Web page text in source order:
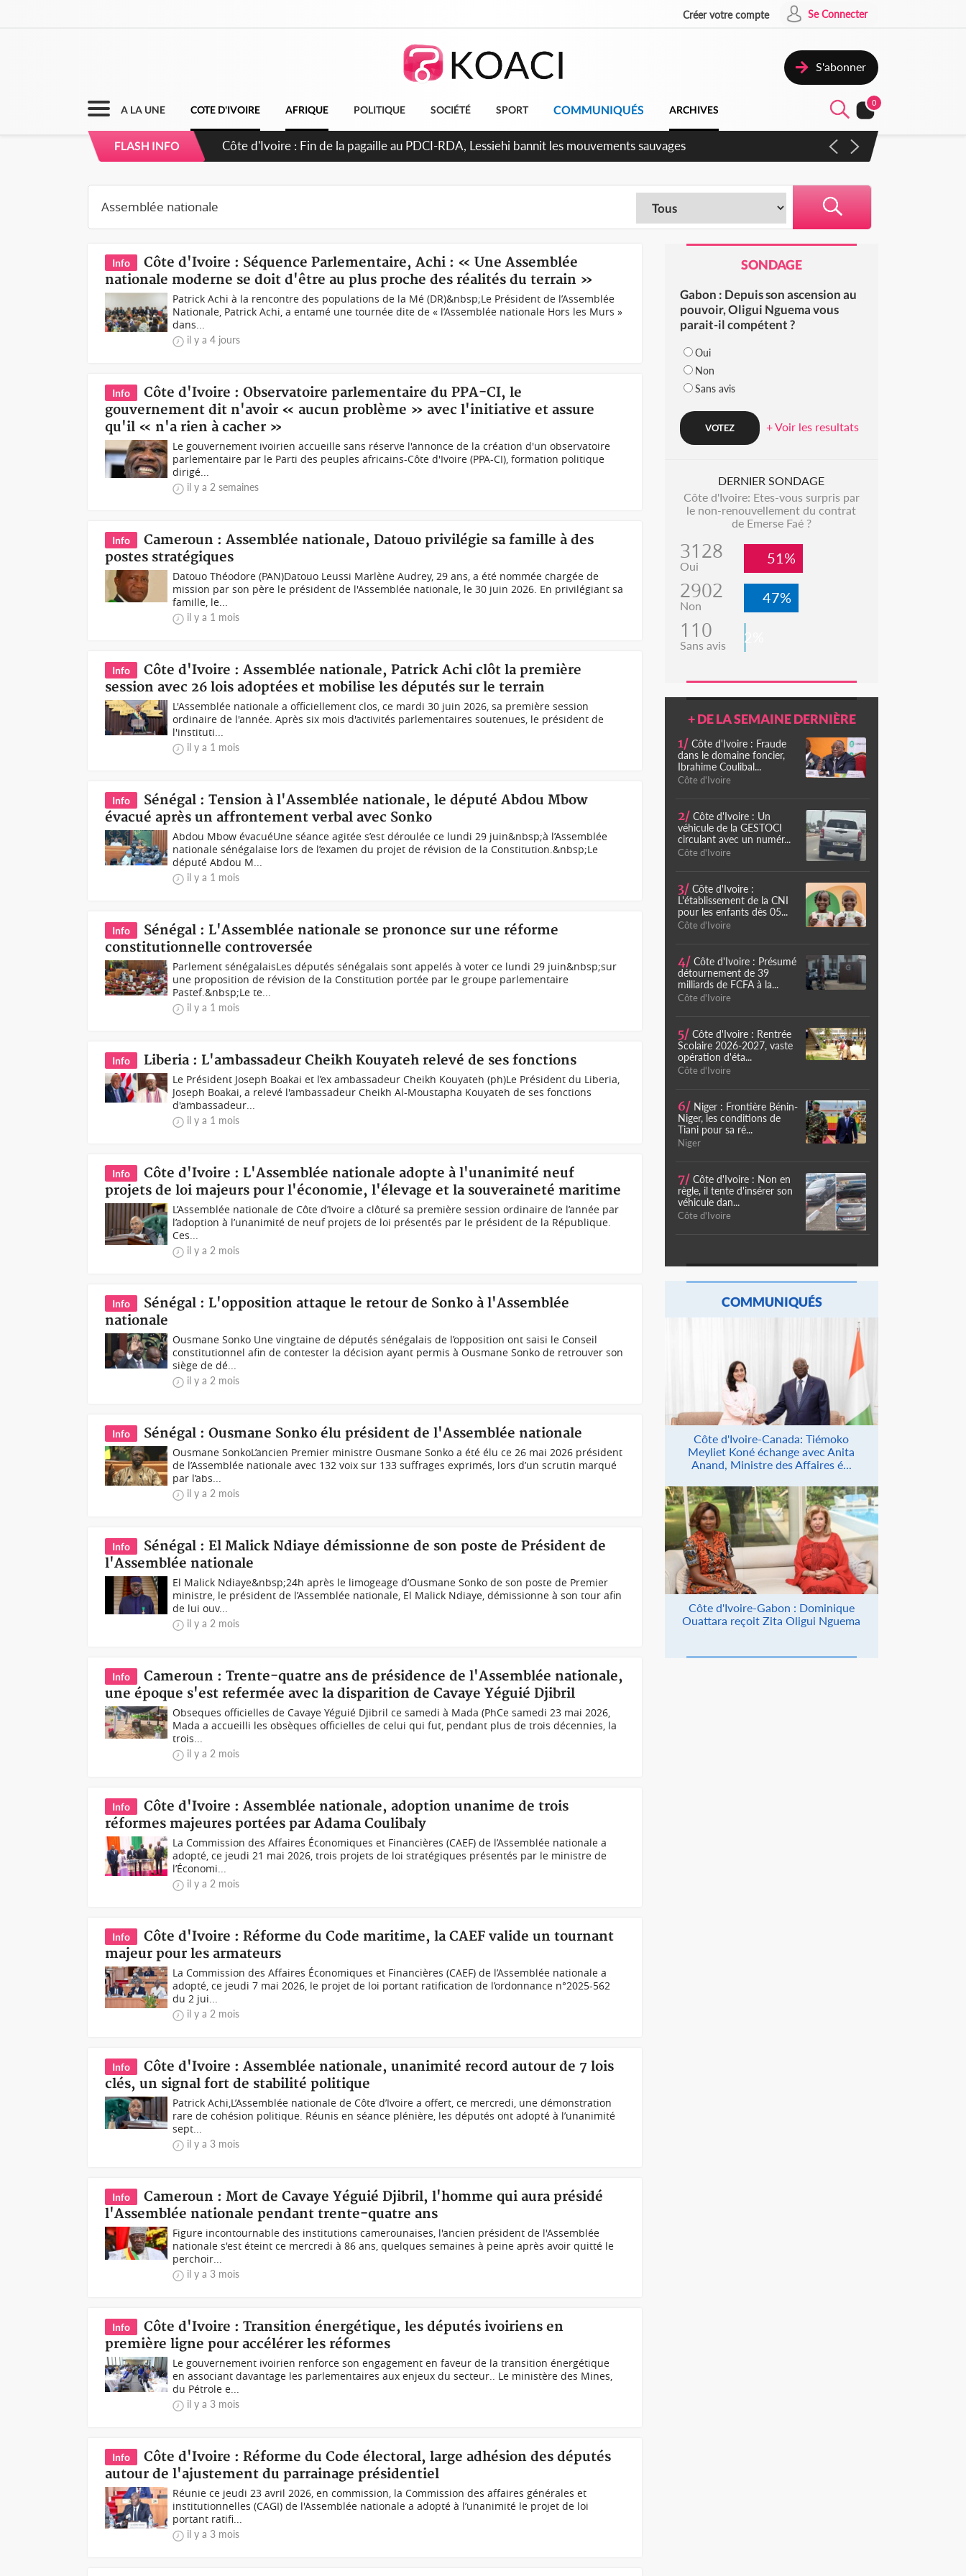
Créer votre compte Se Connecter
S'abonner
A LA UNE COTE D'IVOIRE AFRIQUE POLITIQUE SOCIÉTÉ SPORT COMMUNIQUÉS ARCHIVES
0
FLASH INFO Côte d'Ivoire : Ouattara promet des sanctions contre les déguerpissements illégaux
Info
Côte d'Ivoire : Séquence Parlementaire, Achi : « Une Assemblée
nationale moderne se doit d'être au plus proche des réalités du terrain »
Patrick Achi à la rencontre des populations de la Mé (DR)&nbsp;Le Président de l’Assemblée
Nationale, Patrick Achi, a entamé une tournée dite de « l’Assemblée nationale Hors les Murs »
dans...
il y a 4 jours
Info
Côte d'Ivoire : Observatoire parlementaire du PPA-CI, le
gouvernement dit n'avoir « aucun problème » avec l'initiative et assure
qu'il « n'a rien à cacher »
Le gouvernement ivoirien accueille sans réserve l'annonce de la création d'un observatoire
parlementaire par le Parti des peuples africains-Côte d'Ivoire (PPA-CI), formation politique
dirigé...
il y a 2 semaines
Info
Cameroun : Assemblée nationale, Datouo privilégie sa famille à des
postes stratégiques
Datouo Théodore (PAN)Datouo Leussi Marlène Audrey, 29 ans, a été nommée chargée de
mission par son père le président de l'Assemblée nationale, le 30 juin 2026. En privilégiant sa
famille, le...
il y a 1 mois
Info
Côte d'Ivoire : Assemblée nationale, Patrick Achi clôt la première
session avec 26 lois adoptées et mobilise les députés sur le terrain
L'Assemblée nationale a officiellement clos, ce mardi 30 juin 2026, sa première session
ordinaire de l'année. Après six mois d'activités parlementaires soutenues, le président de
l'instituti...
il y a 1 mois
Info
Sénégal : Tension à l'Assemblée nationale, le député Abdou Mbow
évacué après un affrontement verbal avec Sonko
Abdou Mbow évacuéUne séance agitée s’est déroulée ce lundi 29 juin&nbsp;à l’Assemblée
nationale sénégalaise lors de l’examen du projet de révision de la Constitution.&nbsp;Le
député Abdou M...
il y a 1 mois
Info
Sénégal : L'Assemblée nationale se prononce sur une réforme
constitutionnelle controversée
Parlement sénégalaisLes députés sénégalais sont appelés à voter ce lundi 29 juin&nbsp;sur
une proposition de révision de la Constitution portée par le groupe parlementaire
Pastef.&nbsp;Le te...
il y a 1 mois
Info Liberia : L'ambassadeur Cheikh Kouyateh relevé de ses fonctions
Le Président Joseph Boakai et l’ex ambassadeur Cheikh Kouyateh (ph)Le Président du Liberia,
Joseph Boakai, a relevé l'ambassadeur Cheikh Al-Moustapha Kouyateh de ses fonctions
d'ambassadeur...
il y a 1 mois
Info
Côte d'Ivoire : L'Assemblée nationale adopte à l'unanimité neuf
projets de loi majeurs pour l'économie, l'élevage et la souveraineté maritime
L’Assemblée nationale de Côte d’Ivoire a clôturé sa première session ordinaire de l’année par
l’adoption à l’unanimité de neuf projets de loi présentés par le président de la République.
Ces...
il y a 2 mois
Info
Sénégal : L'opposition attaque le retour de Sonko à l'Assemblée
nationale
Ousmane Sonko Une vingtaine de députés sénégalais de l’opposition ont saisi le Conseil
constitutionnel afin de contester la décision ayant permis à Ousmane Sonko de retrouver son
siège de dé...
il y a 2 mois
Info Sénégal : Ousmane Sonko élu président de l'Assemblée nationale
Ousmane Sonko L’ancien Premier ministre Ousmane Sonko a été élu ce 26 mai 2026 président
de l’Assemblée nationale avec 132 voix sur 133 suffrages exprimés, lors d’un scrutin marqué
par l’abs...
il y a 2 mois
Info
Sénégal : El Malick Ndiaye démissionne de son poste de Président de
l'Assemblée nationale
El Malick Ndiaye&nbsp;24h après le limogeage d’Ousmane Sonko de son poste de Premier
ministre, le président de l’Assemblée nationale, El Malick Ndiaye, démissionne à son tour afin
de lui ouv...
il y a 2 mois
Info
Cameroun : Trente-quatre ans de présidence de l'Assemblée nationale,
une époque s'est refermée avec la disparition de Cavaye Yéguié Djibril
Obseques officielles de Cavaye Yéguié Djibril ce samedi à Mada (PhCe samedi 23 mai 2026,
Mada a accueilli les obsèques officielles de celui qui fut, pendant plus de trois décennies, la
trois...
il y a 2 mois
Info
Côte d'Ivoire : Assemblée nationale, adoption unanime de trois
réformes majeures portées par Adama Coulibaly
La Commission des Affaires Économiques et Financières (CAEF) de l’Assemblée nationale a
adopté, ce jeudi 21 mai 2026, trois projets de loi stratégiques présentés par le ministre de
l’Économi...
il y a 2 mois
Info
Côte d'Ivoire : Réforme du Code maritime, la CAEF valide un tournant
majeur pour les armateurs
La Commission des Affaires Économiques et Financières (CAEF) de l’Assemblée nationale a
adopté, ce jeudi 7 mai 2026, le projet de loi portant ratification de l’ordonnance n°2025-562
du 2 jui...
il y a 2 mois
Info
Côte d'Ivoire : Assemblée nationale, unanimité record autour de 7 lois
clés, un signal fort de stabilité politique
Patrick Achi,L’Assemblée nationale de Côte d’Ivoire a offert, ce mercredi, une démonstration
rare de cohésion politique. Réunis en séance plénière, les députés ont adopté à l’unanimité
sept...
il y a 3 mois
Info
Cameroun : Mort de Cavaye Yéguié Djibril, l'homme qui aura présidé
l'Assemblée nationale pendant trente-quatre ans
Figure incontournable des institutions camerounaises, l'ancien président de l'Assemblée
nationale s'est éteint ce mercredi à 86 ans, quelques semaines à peine après avoir quitté le
perchoir...
il y a 3 mois
Info
Côte d'Ivoire : Transition énergétique, les députés ivoiriens en
première ligne pour accélérer les réformes
Le gouvernement ivoirien renforce son engagement en faveur de la transition énergétique
en associant davantage les parlementaires aux enjeux du secteur.. Le ministère des Mines,
du Pétrole e...
il y a 3 mois
Info
Côte d'Ivoire : Réforme du Code électoral, large adhésion des députés
autour de l'ajustement du parrainage présidentiel
Réunie ce jeudi 23 avril 2026, en commission, la Commission des affaires générales et
institutionnelles (CAGI) de l'Assemblée nationale a adopté à l’unanimité le projet de loi
portant ratifi...
il y a 3 mois
SONDAGE
Gabon : Depuis son ascension au
pouvoir, Oligui Nguema vous
parait-il compétent ?
Oui
Non
Sans avis
+ Voir les resultats
DERNIER SONDAGE
Côte d'Ivoire: Etes-vous surpris par
le non-renouvellement du contrat
de Emerse Faé ?
3128
Oui 51%
2902
Non 47%
110
Sans avis 2%
+ DE LA SEMAINE DERNIÈRE
1/ Côte d'Ivoire : Fraude
dans le domaine foncier,
Ibrahime Coulibal...
Côte d'Ivoire
2/ Côte d'Ivoire : Un
véhicule de la GESTOCI
circulant avec un numér...
Côte d'Ivoire
3/ Côte d'Ivoire :
L'établissement de la CNI
pour les enfants dès 05...
Côte d'Ivoire
4/ Côte d'Ivoire : Présumé
détournement de 39
milliards de FCFA à la...
Côte d'Ivoire
5/ Côte d'Ivoire : Rentrée
Scolaire 2026-2027, vaste
opération d'éta...
Côte d'Ivoire
6/ Niger : Frontière Bénin-
Niger, les conditions de
Tiani pour sa ré...
Niger
7/ Côte d'Ivoire : Non en
règle, il tente d'insérer son
véhicule dan...
Côte d'Ivoire
COMMUNIQUÉS
Côte d'Ivoire-Canada: Tiémoko
Meyliet Koné échange avec Anita
Anand, Ministre des Affaires é...
Côte d'Ivoire-Gabon : Dominique
Ouattara reçoit Zita Oligui Nguema